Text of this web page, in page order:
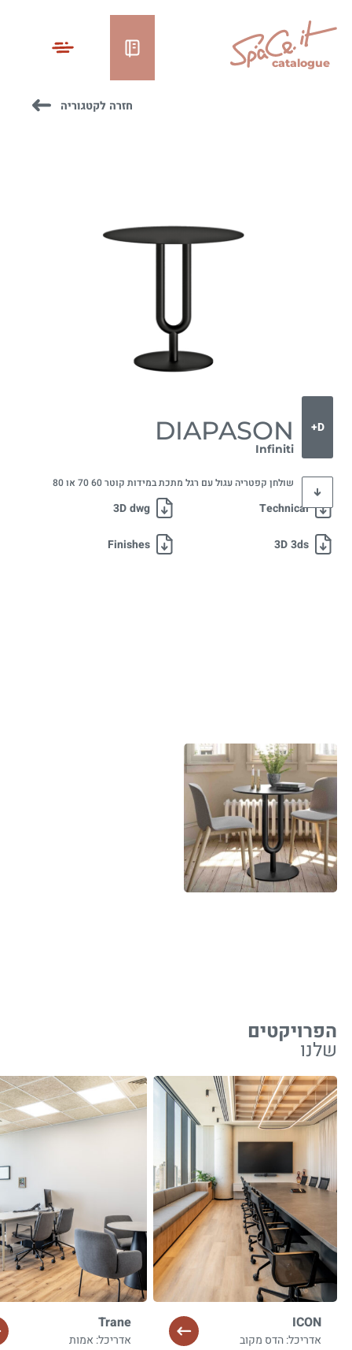
catalogue
חזרה לקטגוריה
D+
DIAPASON
Infiniti
שולחן קפטריה עגול עם רגל מתכת במידות קוטר 60 70 או 80
Technical
3D dwg
3D 3ds
Finishes
הפרויקטים
שלנו
ICON
אדריכל: הדס מקוב
Trane
אדריכל: אמות